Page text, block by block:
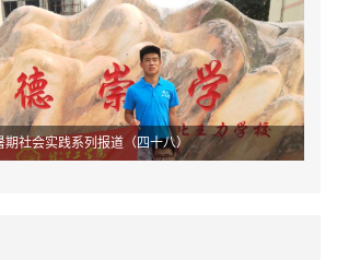
社会实践系列报道（四十八）